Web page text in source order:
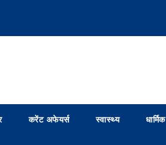
करेंट अफेयर्स स्वास्थ्य धार्मिक